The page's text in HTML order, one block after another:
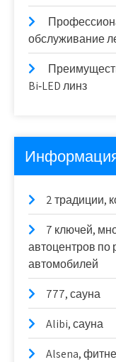
обслуживание
Bi‑LED линз
2 традиции,
7 ключей,
автоцентров
автомобилей
777, сауна
Alibi, сауна
Alsena,